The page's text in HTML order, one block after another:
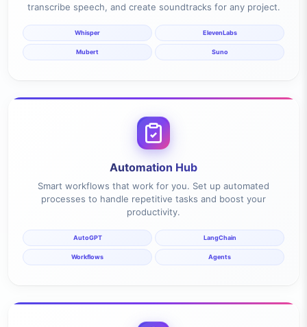
transcribe speech, and create soundtracks for any project.
Whisper ElevenLabs
Mubert Suno
Automation Hub
Smart workflows that work for you. Set up automated
processes to handle repetitive tasks and boost your
productivity.
AutoGPT LangChain
Workflows Agents